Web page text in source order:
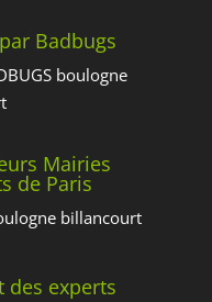
Badbugs
Mairies
de Paris
des experts